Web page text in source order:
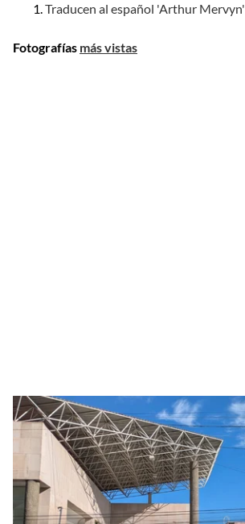
Traducen al español 'Arthur Mervyn'
Fotografías más vistas